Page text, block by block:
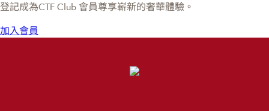
登記成為CTF Club 會員尊享嶄新的奢華體驗。
加入會員